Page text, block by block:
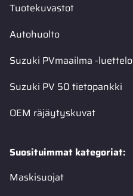
Tuotekuvastot
Autohuolto
Suzuki PVmaailma -luettelo
Suzuki PV 50 tietopankki
OEM räjäytyskuvat
Suosituimmat kategoriat:
Maskisuojat